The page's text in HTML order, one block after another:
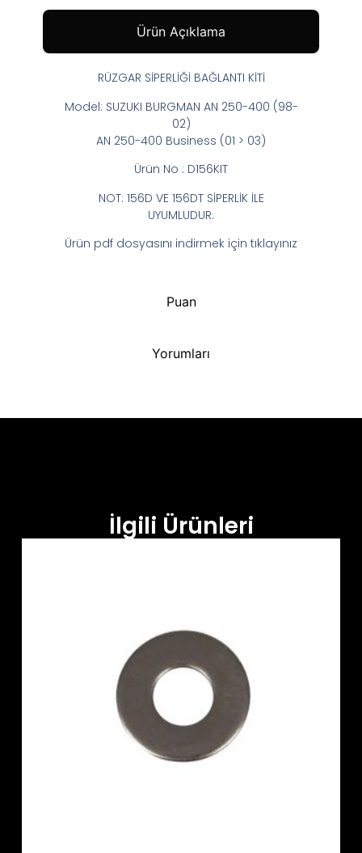
Ürün Açıklama
Puan
Yorumları
RÜZGAR SİPERLİĞİ BAĞLANTI KİTİ
Model: SUZUKI BURGMAN AN 250-400 (98-
02)
AN 250-400 Business (01 > 03)
Ürün No : D156KIT
NOT: 156D VE 156DT SİPERLİK İLE
UYUMLUDUR.
Ürün pdf dosyasını indirmek için tıklayınız
İlgili Ürünleri